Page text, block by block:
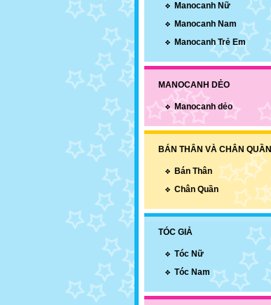
Manocanh Nữ
Manocanh Nam
Manocanh Trẻ Em
MANOCANH DẺO
Manocanh dẻo
BÁN THÂN VÀ CHÂN QUẦN
Bán Thân
Chân Quần
TÓC GIẢ
Tóc Nữ
Tóc Nam